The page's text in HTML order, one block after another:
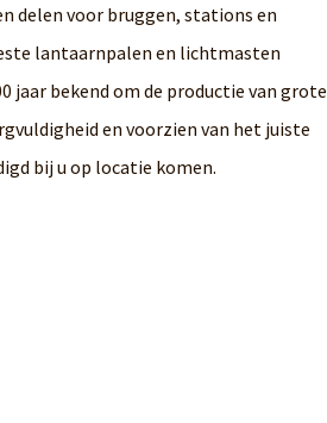
delen voor bruggen, stations en
lantaarnpalen en lichtmasten
jaar bekend om de productie van grote
en voorzien van het juiste
bij u op locatie komen.